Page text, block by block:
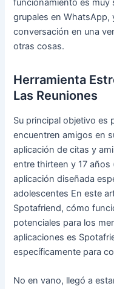
funcionamiento es muy
grupales en WhatsApp,
conversación en una
otras cosas.
Herramienta
Las Reuniones
Su principal objetivo es
encuentren amigos en
aplicación de citas y
entre thirteen y 17
aplicación diseñada
adolescentes En este
Spotafriend, cómo
potenciales para los
aplicaciones es
específicamente para
No en vano, llegó a